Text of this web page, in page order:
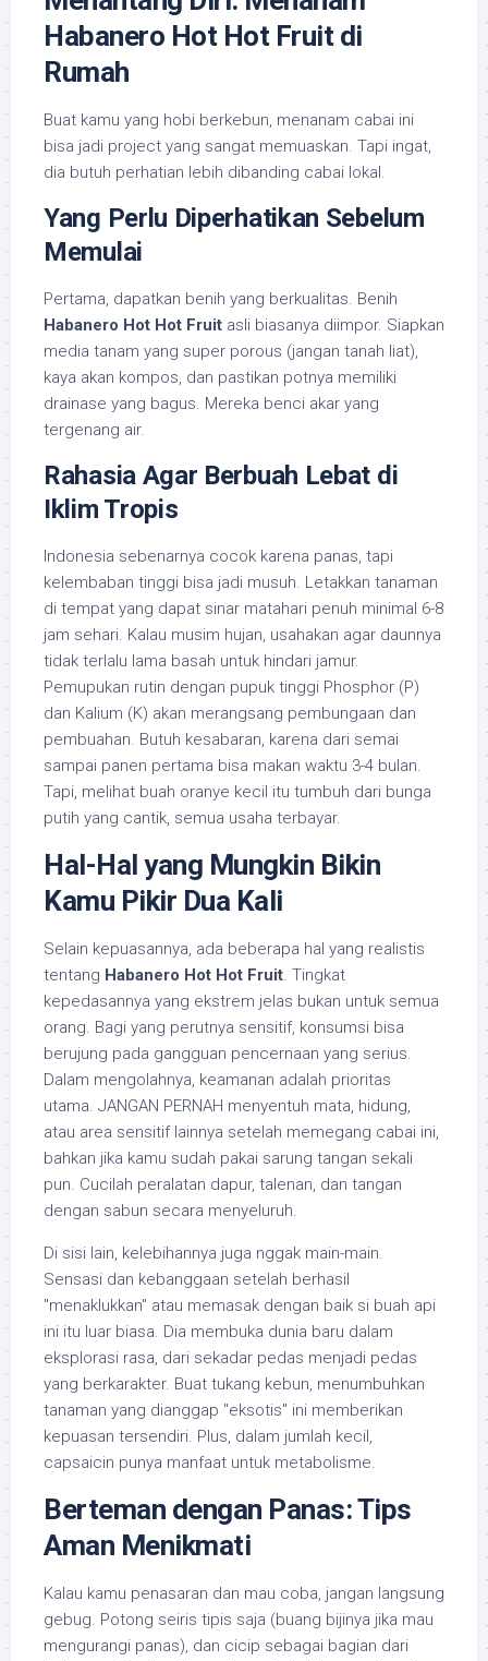
Habanero Hot Hot Fruit di
Rumah
Buat kamu yang hobi berkebun, menanam cabai ini
bisa jadi project yang sangat memuaskan. Tapi ingat,
dia butuh perhatian lebih dibanding cabai lokal.
Yang Perlu Diperhatikan Sebelum
Memulai
Pertama, dapatkan benih yang berkualitas. Benih
Habanero Hot Hot Fruit asli biasanya diimpor. Siapkan
media tanam yang super porous (jangan tanah liat),
kaya akan kompos, dan pastikan potnya memiliki
drainase yang bagus. Mereka benci akar yang
tergenang air.
Rahasia Agar Berbuah Lebat di
Iklim Tropis
Indonesia sebenarnya cocok karena panas, tapi
kelembaban tinggi bisa jadi musuh. Letakkan tanaman
di tempat yang dapat sinar matahari penuh minimal 6-8
jam sehari. Kalau musim hujan, usahakan agar daunnya
tidak terlalu lama basah untuk hindari jamur.
Pemupukan rutin dengan pupuk tinggi Phosphor (P)
dan Kalium (K) akan merangsang pembungaan dan
pembuahan. Butuh kesabaran, karena dari semai
sampai panen pertama bisa makan waktu 3-4 bulan.
Tapi, melihat buah oranye kecil itu tumbuh dari bunga
putih yang cantik, semua usaha terbayar.
Hal-Hal yang Mungkin Bikin
Kamu Pikir Dua Kali
Selain kepuasannya, ada beberapa hal yang realistis
tentang Habanero Hot Hot Fruit. Tingkat
kepedasannya yang ekstrem jelas bukan untuk semua
orang. Bagi yang perutnya sensitif, konsumsi bisa
berujung pada gangguan pencernaan yang serius.
Dalam mengolahnya, keamanan adalah prioritas
utama. JANGAN PERNAH menyentuh mata, hidung,
atau area sensitif lainnya setelah memegang cabai ini,
bahkan jika kamu sudah pakai sarung tangan sekali
pun. Cucilah peralatan dapur, talenan, dan tangan
dengan sabun secara menyeluruh.
Di sisi lain, kelebihannya juga nggak main-main.
Sensasi dan kebanggaan setelah berhasil
"menaklukkan" atau memasak dengan baik si buah api
ini itu luar biasa. Dia membuka dunia baru dalam
eksplorasi rasa, dari sekadar pedas menjadi pedas
yang berkarakter. Buat tukang kebun, menumbuhkan
tanaman yang dianggap "eksotis" ini memberikan
kepuasan tersendiri. Plus, dalam jumlah kecil,
capsaicin punya manfaat untuk metabolisme.
Berteman dengan Panas: Tips
Aman Menikmati
Kalau kamu penasaran dan mau coba, jangan langsung
gebug. Potong seiris tipis saja (buang bijinya jika mau
mengurangi panas), dan cicip sebagai bagian dari